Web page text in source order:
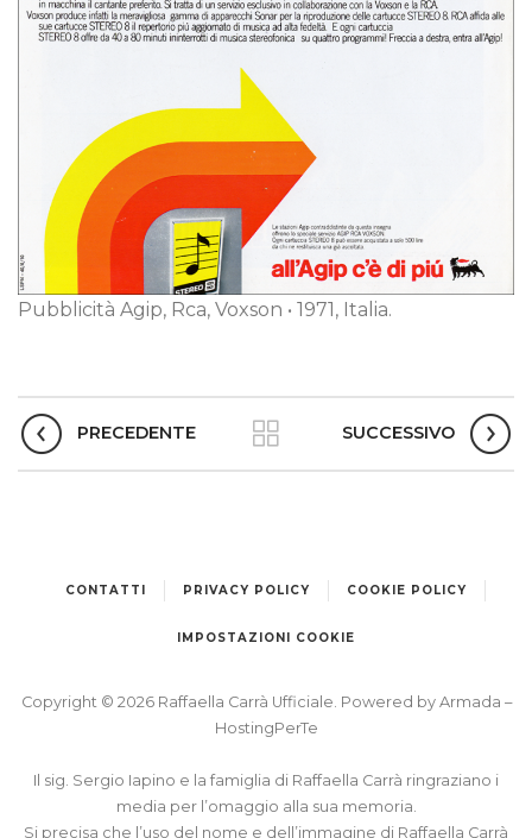
Pubblicità Agip, Rca, Voxson • 1971, Italia.
PRECEDENTE SUCCESSIVO
CONTATTI PRIVACY POLICY COOKIE POLICY
IMPOSTAZIONI COOKIE
Copyright © 2026 Raffaella Carrà Ufficiale. Powered by Armada –
HostingPerTe
Il sig. Sergio Iapino e la famiglia di Raffaella Carrà ringraziano i
media per l’omaggio alla sua memoria.
Si precisa che l’uso del nome e dell’immagine di Raffaella Carrà